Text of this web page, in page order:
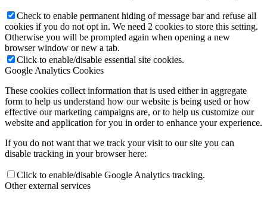
Check to enable permanent hiding of message bar and refuse all
cookies if you do not opt in. We need 2 cookies to store this setting.
Otherwise you will be prompted again when opening a new
browser window or new a tab.
Click to enable/disable essential site cookies.
Google Analytics Cookies
These cookies collect information that is used either in aggregate
form to help us understand how our website is being used or how
effective our marketing campaigns are, or to help us customize our
website and application for you in order to enhance your experience.
If you do not want that we track your visit to our site you can
disable tracking in your browser here:
Click to enable/disable Google Analytics tracking.
Other external services